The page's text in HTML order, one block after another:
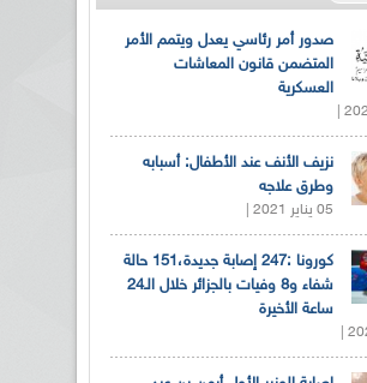
صدور أمر رئاسي يعدل ويتمم الأمر
المتضمن قانون المعاشات
العسكرية
نزيف الأنف عند الأطفال: أسبابه
وطرق علاجه
05 يناير 2021 |
كورونا :247 إصابة جديدة،151 حالة
شفاء و8 وفيات بالجزائر خلال الـ24
ساعة الأخيرة